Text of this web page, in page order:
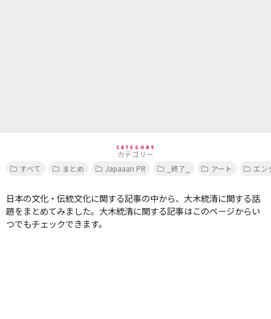
CATEGORY
カテゴリー
すべて
まとめ Japaaan PR _終了_ アート エン
日本の文化・伝統文化に関する記事の中から、大木統清に関する話
題をまとめてみました。大木統清に関する記事はこのページからい
つでもチェックできます。